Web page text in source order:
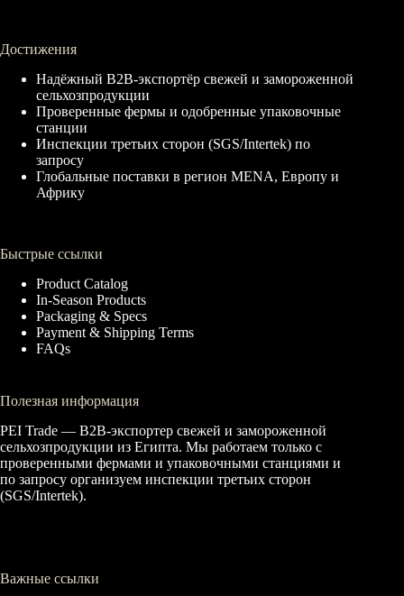
Достижения
Надёжный B2B-экспортёр свежей и замороженной
сельхозпродукции
Проверенные фермы и одобренные упаковочные
станции
Инспекции третьих сторон (SGS/Intertek) по
запросу
Глобальные поставки в регион MENA, Европу и
Африку
Быстрые ссылки
Product Catalog
In-Season Products
Packaging & Specs
Payment & Shipping Terms
FAQs
Полезная информация
PEI Trade — B2B-экспортер свежей и замороженной
сельхозпродукции из Египта. Мы работаем только с
проверенными фермами и упаковочными станциями и
по запросу организуем инспекции третьих сторон
(SGS/Intertek).
Важные ссылки